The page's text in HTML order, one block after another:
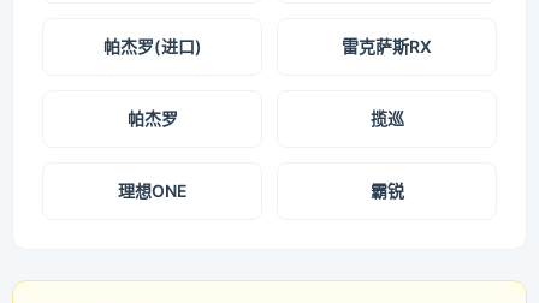
帕杰罗(进口) 雷克萨斯RX
帕杰罗 揽巡
理想ONE 霸锐